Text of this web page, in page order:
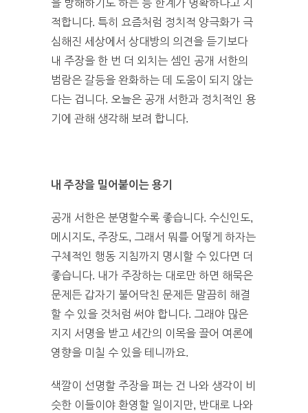
을 방해하기도 하는 등 한계가 명확하다고 지
적합니다. 특히 요즘처럼 정치적 양극화가 극
심해진 세상에서 상대방의 의견을 듣기보다
내 주장을 한 번 더 외치는 셈인 공개 서한의
범람은 갈등을 완화하는 데 도움이 되지 않는
다는 겁니다. 오늘은 공개 서한과 정치적인 용
기에 관해 생각해 보려 합니다.
내 주장을 밀어붙이는 용기
공개 서한은 분명할수록 좋습니다. 수신인도,
메시지도, 주장도, 그래서 뭐를 어떻게 하자는
구체적인 행동 지침까지 명시할 수 있다면 더
좋습니다. 내가 주장하는 대로만 하면 해묵은
문제든 갑자기 불어닥친 문제든 말끔히 해결
할 수 있을 것처럼 써야 합니다. 그래야 많은
지지 서명을 받고 세간의 이목을 끌어 여론에
영향을 미칠 수 있을 테니까요.
색깔이 선명할 주장을 펴는 건 나와 생각이 비
슷한 이들이야 환영할 일이지만, 반대로 나와